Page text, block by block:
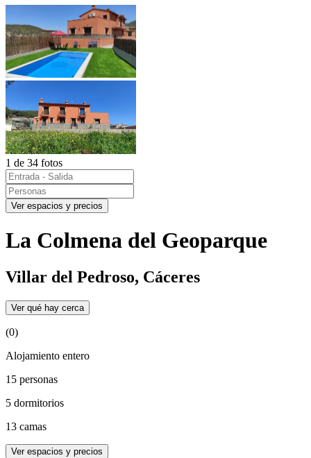
1 de 34 fotos
Ver espacios y precios
La Colmena del Geoparque
Villar del Pedroso, Cáceres
Ver qué hay cerca
(0)
Alojamiento entero
15 personas
5 dormitorios
13 camas
Ver espacios y precios